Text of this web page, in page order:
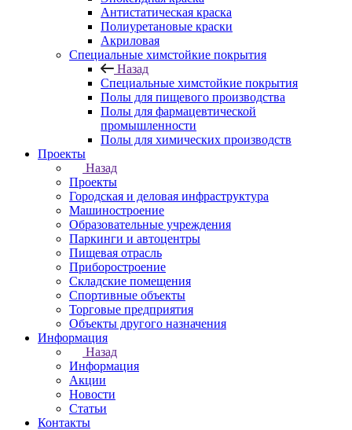
Антистатическая краска
Полиуретановые краски
Акриловая
Специальные химстойкие покрытия
Назад
Специальные химстойкие покрытия
Полы для пищевого производства
Полы для фармацевтической
промышленности
Полы для химических производств
Проекты
Назад
Проекты
Городская и деловая инфраструктура
Машиностроение
Образовательные учреждения
Паркинги и автоцентры
Пищевая отрасль
Приборостроение
Складские помещения
Спортивные объекты
Торговые предприятия
Объекты другого назначения
Информация
Назад
Информация
Акции
Новости
Статьи
Контакты